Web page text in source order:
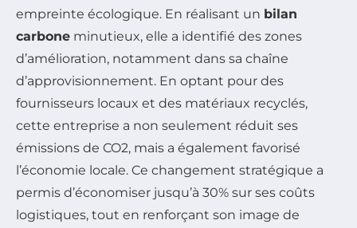
empreinte écologique. En réalisant un bilan
carbone minutieux, elle a identifié des zones
d’amélioration, notamment dans sa chaîne
d’approvisionnement. En optant pour des
fournisseurs locaux et des matériaux recyclés,
cette entreprise a non seulement réduit ses
émissions de CO2, mais a également favorisé
l’économie locale. Ce changement stratégique a
permis d’économiser jusqu’à 30% sur ses coûts
logistiques, tout en renforçant son image de